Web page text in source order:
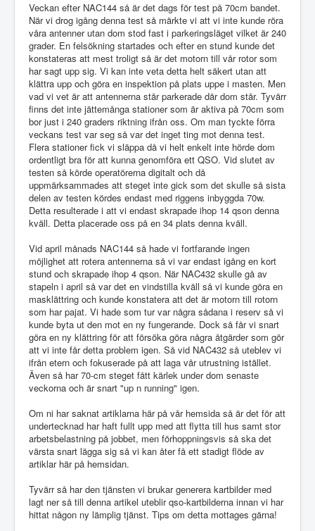
Veckan efter NAC144 så är det dags för test på 70cm bandet.
När vi drog igång denna test så märkte vi att vi inte kunde röra
våra antenner utan dom stod fast i parkeringsläget vilket är 240
grader. En felsökning startades och efter en stund kunde det
konstateras att mest troligt så är det motorn till vår rotor som
har sagt upp sig. Vi kan inte veta detta helt säkert utan att
klättra upp och göra en inspektion på plats uppe i masten. Men
vad vi vet är att antennerna står parkerade där dom står. Tyvärr
finns det inte jättemånga stationer som är aktiva på 70cm som
bor just i 240 graders riktning ifrån oss. Om man tyckte förra
veckans test var seg så var det inget ting mot denna test.
Flera stationer fick vi släppa då vi helt enkelt inte hörde dom
ordentligt bra för att kunna genomföra ett QSO. Vid slutet av
testen så körde operatörerna digitalt och då
uppmärksammades att steget inte gick som det skulle så sista
delen av testen kördes endast med riggens inbyggda 70w.
Detta resulterade i att vi endast skrapade ihop 14 qson denna
kväll. Detta placerade oss på en 34 plats denna kväll.
Vid april månads NAC144 så hade vi fortfarande ingen
möjlighet att rotera antennerna så vi var endast igång en kort
stund och skrapade ihop 4 qson. När NAC432 skulle gå av
stapeln i april så var det en vindstilla kväll så vi kunde göra en
masklättring och kunde konstatera att det är motorn till rotorn
som har pajat. Vi hade som tur var några sådana i reserv så vi
kunde byta ut den mot en ny fungerande. Dock så får vi snart
göra en ny klättring för att försöka göra några åtgärder som gör
att vi inte får detta problem igen. Så vid NAC432 så uteblev vi
ifrån etern och fokuserade på att laga vår utrustning istället.
Även så har 70-cm steget fått kärlek under dom senaste
veckorna och är snart "up n running" igen.
Om ni har saknat artiklarna här på vår hemsida så är det för att
undertecknad har haft fullt upp med att flytta till hus samt stor
arbetsbelastning på jobbet, men förhoppningsvis så ska det
värsta snart lägga sig så vi kan åter få ett stadigt flöde av
artiklar här på hemsidan.
Tyvärr så har den tjänsten vi brukar generera kartbilder med
lagt ner så till denna artikel uteblir qso-kartbilderna innan vi har
hittat någon ny lämplig tjänst. Tips om detta mottages gärna!